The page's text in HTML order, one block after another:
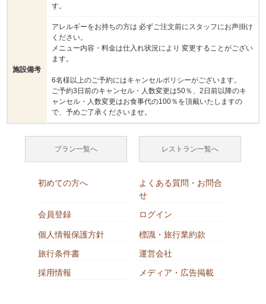
す。
施設備考
アレルギーをお持ちの方は 必ずご注文前にスタッフにお声掛け
ください。
メニュー内容・料金は仕入れ状況により 変更することがござい
ます。
6名様以上のご予約にはキャンセルポリシーがございます。
ご予約3日前のキャンセル・人数変更は50％、2日前以降のキ
ャンセル・人数変更はお食事代の100％を頂戴いたしますの
で、予めご了承くださいませ。
プラン一覧へ レストラン一覧へ
初めての方へ
よくある質問・お問合
せ
会員登録
ログイン
個人情報保護方針
標識・旅行業約款
旅行条件書
運営会社
採用情報
メディア・広告掲載